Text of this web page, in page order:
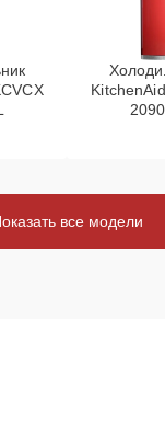
все модели